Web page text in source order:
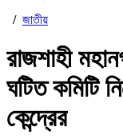
/ জাতীয়
রাজশাহী
ঘটিত কমিটি
কেন্দ্রের